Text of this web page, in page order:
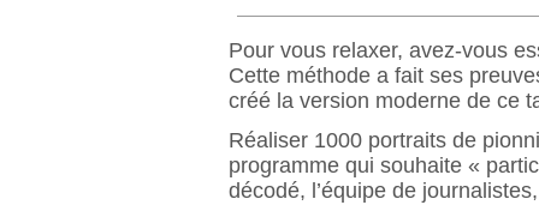
Pour vous relaxer, avez-vous
Cette méthode a fait ses
créé la version moderne de ce
Réaliser 1000 portraits de
programme qui souhaite «
décodé, l’équipe de